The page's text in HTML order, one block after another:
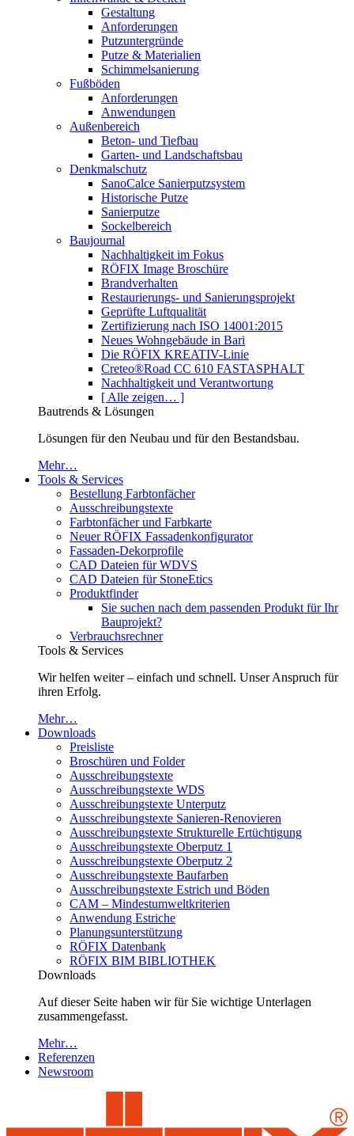
Gestaltung
Anforderungen
Putzuntergründe
Putze & Materialien
Schimmelsanierung
Fußböden
Anforderungen
Anwendungen
Außenbereich
Beton- und Tiefbau
Garten- und Landschaftsbau
Denkmalschutz
SanoCalce Sanierputzsystem
Historische Putze
Sanierputze
Sockelbereich
Baujournal
Nachhaltigkeit im Fokus
RÖFIX Image Broschüre
Brandverhalten
Restaurierungs- und Sanierungsprojekt
Geprüfte Luftqualität
Zertifizierung nach ISO 14001:2015
Neues Wohngebäude in Bari
Die RÖFIX KREATIV-Linie
Creteo®Road CC 610 FASTASPHALT
Nachhaltigkeit und Verantwortung
[ Alle zeigen… ]
Bautrends & Lösungen
Lösungen für den Neubau und für den Bestandsbau.
Mehr…
Tools & Services
Bestellung Farbtonfächer
Ausschreibungstexte
Farbtonfächer und Farbkarte
Neuer RÖFIX Fassadenkonfigurator
Fassaden-Dekorprofile
CAD Dateien für WDVS
CAD Dateien für StoneEtics
Produktfinder
Sie suchen nach dem passenden Produkt für Ihr
Bauprojekt?
Verbrauchsrechner
Tools & Services
Wir helfen weiter – einfach und schnell. Unser Anspruch für
ihren Erfolg.
Mehr…
Downloads
Preisliste
Broschüren und Folder
Ausschreibungstexte
Ausschreibungstexte WDS
Ausschreibungstexte Unterputz
Ausschreibungstexte Sanieren-Renovieren
Ausschreibungstexte Strukturelle Ertüchtigung
Ausschreibungstexte Oberputz 1
Ausschreibungstexte Oberputz 2
Ausschreibungstexte Baufarben
Ausschreibungstexte Estrich und Böden
CAM – Mindestumweltkriterien
Anwendung Estriche
Planungsunterstützung
RÖFIX Datenbank
RÖFIX BIM BIBLIOTHEK
Downloads
Auf dieser Seite haben wir für Sie wichtige Unterlagen
zusammengefasst.
Mehr…
Referenzen
Newsroom